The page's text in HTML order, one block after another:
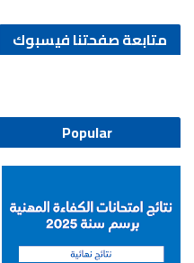
متابعة صفحتنا فيسبوك
Popular